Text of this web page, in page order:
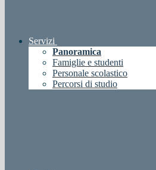
Servizi
Panoramica
Famiglie e studenti
Personale scolastico
Percorsi di studio